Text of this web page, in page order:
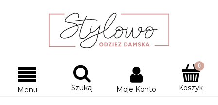
Menu Szukaj Moje Konto Koszyk